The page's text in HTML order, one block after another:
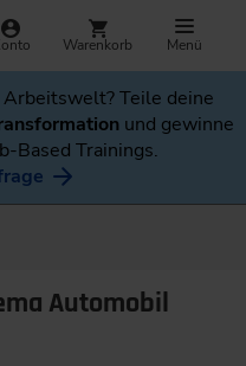
Warenkorb Menü
Teile deine
und gewinne
Based Trainings.
Automobil